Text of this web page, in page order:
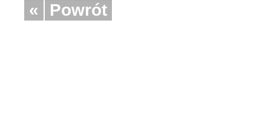
« Powrót